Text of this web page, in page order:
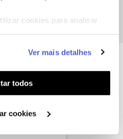
cookies para analisar
personalização e
aos seus interesses
Pode gerir a
em "Configurar
Ver mais detalhes
todos
cookies
julho